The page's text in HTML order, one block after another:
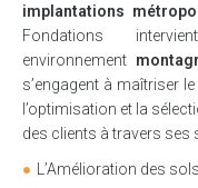
implantations
Fondations
environnement
s’engagent à maîtriser
l’optimisation et la
des clients à travers ses
L’Amélioration des sols,